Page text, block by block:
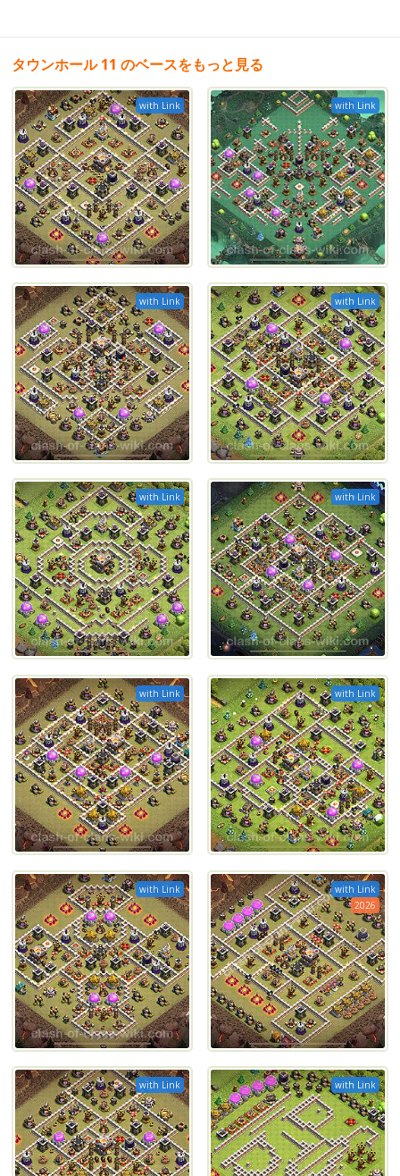
タウンホール 11 のベースをもっと見る
with Link with Link
with Link with Link
with Link with Link
with Link with Link
with Link
with Link
2026
with Link with Link